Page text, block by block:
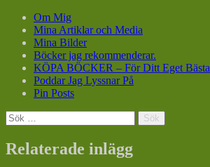
Om Mig
Mina Artiklar och Media
Mina Bilder
Böcker jag rekommenderar.
KÖPA BÖCKER – För Ditt Eget Bästa
Poddar Jag Lyssnar På
Pin Posts
Sök
efter:
Relaterade inlägg